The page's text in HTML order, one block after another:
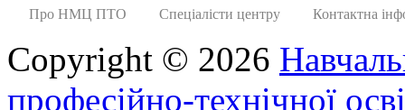
Про НМЦ ПТО Спеціалісти центру Контактна
Copyright © 2026
професійно-технічної